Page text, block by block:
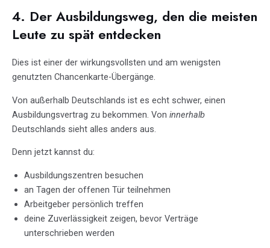
4. Der Ausbildungsweg, den die meisten
Leute zu spät entdecken
Dies ist einer der wirkungsvollsten und am wenigsten
genutzten Chancenkarte-Übergänge.
Von außerhalb Deutschlands ist es echt schwer, einen
Ausbildungsvertrag zu bekommen. Von innerhalb
Deutschlands sieht alles anders aus.
Denn jetzt kannst du:
Ausbildungszentren besuchen
an Tagen der offenen Tür teilnehmen
Arbeitgeber persönlich treffen
deine Zuverlässigkeit zeigen, bevor Verträge
unterschrieben werden